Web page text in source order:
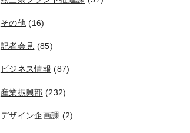
その他(16)
記者会見 (85)
ビジネス情報 (87)
産業振興部 (232)
デザイン企画課 (2)